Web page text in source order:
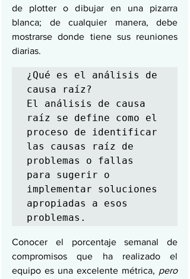
de plotter o dibujar en una pizarra
blanca; de cualquier manera, debe
mostrarse donde tiene sus reuniones
diarias.
¿Qué es el análisis de
causa raíz?
El análisis de causa
raíz se define como el
proceso de identificar
las causas raíz de
problemas o fallas
para sugerir o
implementar soluciones
apropiadas a esos
problemas.
Conocer el porcentaje semanal de
compromisos que ha realizado el
equipo es una excelente métrica, pero